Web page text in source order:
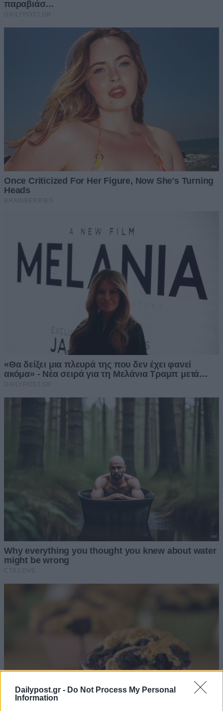
Dailypost.gr - Do Not Process My Personal
Information